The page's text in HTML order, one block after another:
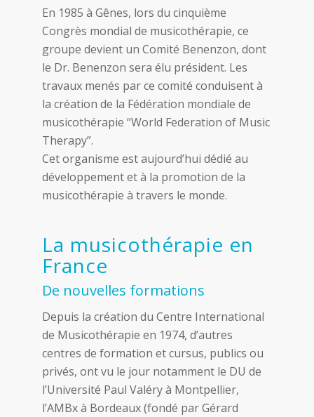
En 1985 à Gênes, lors du cinquième
Congrès mondial de musicothérapie, ce
groupe devient un Comité Benenzon, dont
le Dr. Benenzon sera élu président. Les
travaux menés par ce comité conduisent à
la création de la Fédération mondiale de
musicothérapie “World Federation of Music
Therapy”.
Cet organisme est aujourd’hui dédié au
développement et à la promotion de la
musicothérapie à travers le monde.
La musicothérapie en
France
De nouvelles formations
Depuis la création du Centre International
de Musicothérapie en 1974, d’autres
centres de formation et cursus, publics ou
privés, ont vu le jour notamment le DU de
l’Université Paul Valéry à Montpellier,
l’AMBx à Bordeaux (fondé par Gérard